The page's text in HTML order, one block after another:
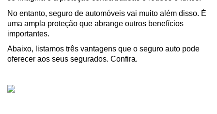
No entanto, seguro de automóveis vai muito além disso. É
uma ampla proteção que abrange outros benefícios
importantes.
Abaixo, listamos três vantagens que o seguro auto pode
oferecer aos seus segurados. Confira.